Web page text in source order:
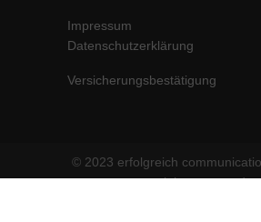
Impressum
Datenschutzerklärung
Versicherungsbestätigung
© 2023 erfolgreich
rights reserved.